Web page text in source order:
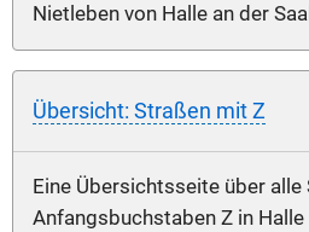
Nietleben von Halle an der
Übersicht: Straßen mit Z
Eine Übersichtsseite über alle
Anfangsbuchstaben Z in Halle